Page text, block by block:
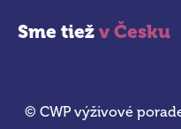
Sme tiež v Česku
© CWP výživové